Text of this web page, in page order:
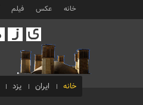
خانه عکس فیلم
خانه ایران یزد